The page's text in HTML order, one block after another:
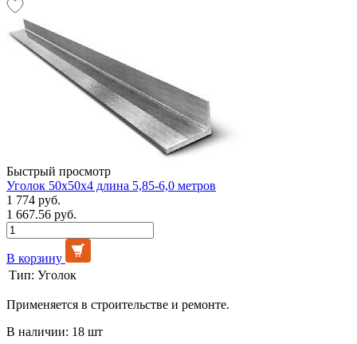
Быстрый просмотр
Уголок 50х50х4 длина 5,85-6,0 метров
1 774 руб.
1 667.56 руб.
В корзину
Тип: Уголок
Применяется в строительстве и ремонте.
В наличии: 18 шт